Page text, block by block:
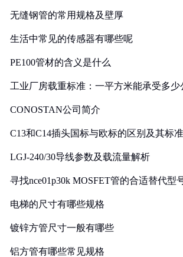
无缝钢管的常用规格及壁厚
生活中常见的传感器有哪些呢
PE100管材的含义是什么
工业厂房载重标准：一平方米能承受多少
CONOSTAN公司简介
C13和C14插头国标与欧标的区别及其标
LGJ-240/30导线参数及载流量解析
寻找nce01p30k MOSFET管的合适替代型
电梯的尺寸有哪些规格
镀锌方管尺寸一般有哪些
铝方管有哪些常见规格